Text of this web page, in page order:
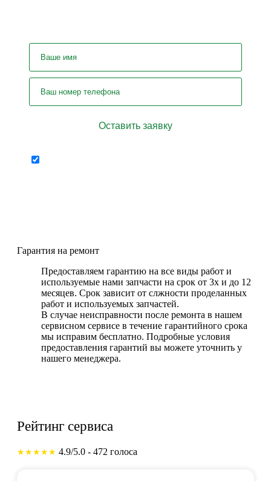
Гарантия на ремонт
Предоставляем гарантию на все виды работ и
используемые нами запчасти на срок от 3х и до 12
месяцев. Срок зависит от слжности проделанных
работ и используемых запчастей.
В случае неисправности после ремонта в нашем
сервисном сервисе в течение гарантийного срока
мы исправим бесплатно. Подробные условия
предоставления гарантий вы можете уточнить у
нашего менеджера.
Рейтинг сервиса
★★★★★ 4.9/5.0 - 472 голоса